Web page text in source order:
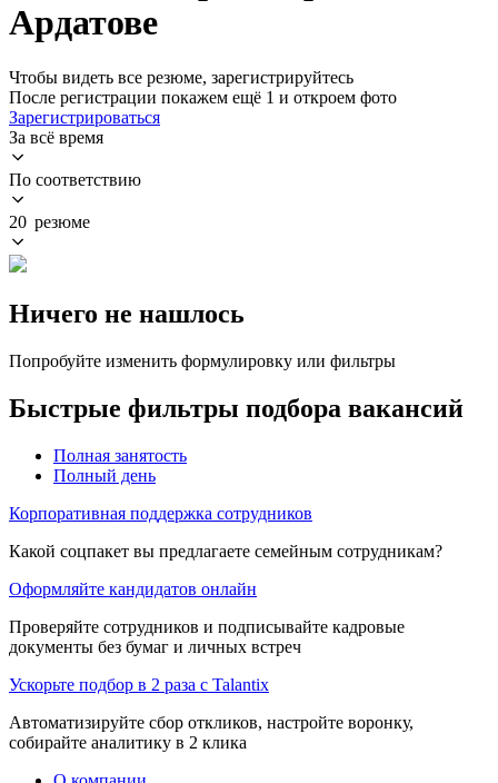
Ардатове
Чтобы видеть все резюме, зарегистрируйтесь
После регистрации покажем ещё 1 и откроем фото
Зарегистрироваться
За всё время
По соответствию
20 резюме
Ничего не нашлось
Попробуйте изменить формулировку или фильтры
Быстрые фильтры подбора вакансий
Полная занятость
Полный день
Корпоративная поддержка сотрудников
Какой соцпакет вы предлагаете семейным сотрудникам?
Оформляйте кандидатов онлайн
Проверяйте сотрудников и подписывайте кадровые
документы без бумаг и личных встреч
Ускорьте подбор в 2 раза с Talantix
Автоматизируйте сбор откликов, настройте воронку,
собирайте аналитику в 2 клика